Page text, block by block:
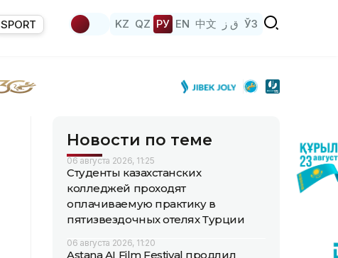
SPORT KZ QZ РУ EN 中文 ق ز ЎЗ
Новости по теме
06 августа 2026, 11:25
Студенты казахстанских
колледжей проходят
оплачиваемую практику в
пятизвездочных отелях Турции
06 августа 2026, 11:20
Astana AI Film Festival продлил